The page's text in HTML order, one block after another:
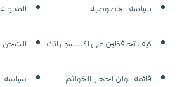
سياسة الخصوصية
كيف تحافظين على اكسسواراتك
قائمة الوان احجار الخواتم
المدونة
الشحن
سياسة